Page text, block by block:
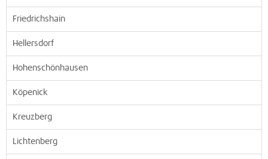
Friedrichshain
Hellersdorf
Hohenschönhausen
Köpenick
Kreuzberg
Lichtenberg